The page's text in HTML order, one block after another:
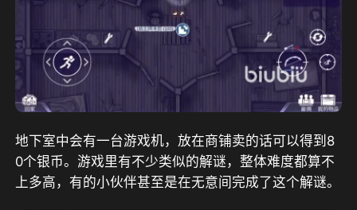
地下室中会有一台游戏机，放在商铺卖的话可以得到8
0个银币。游戏里有不少类似的解谜，整体难度都算不
上多高，有的小伙伴甚至是在无意间完成了这个解谜。